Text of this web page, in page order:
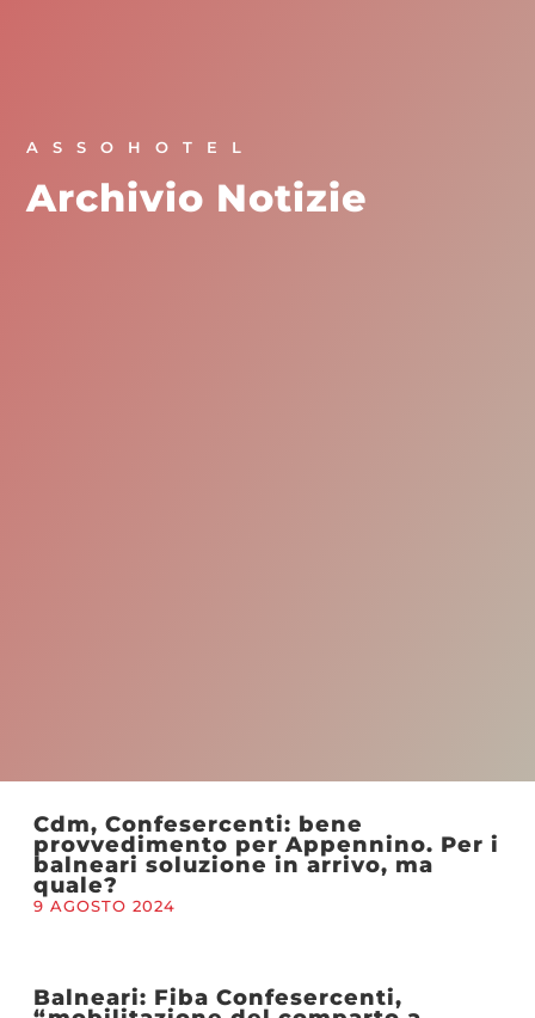
ASSOHOTEL
Archivio Notizie
Cdm, Confesercenti: bene
provvedimento per Appennino. Per i
balneari soluzione in arrivo, ma
quale?
9 AGOSTO 2024
Balneari: Fiba Confesercenti,